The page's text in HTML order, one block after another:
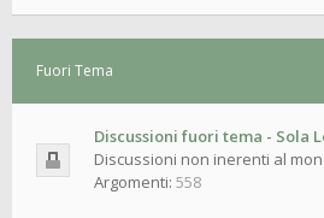
Fuori Tema
Discussioni fuori tema - Sola
Discussioni non inerenti al
Argomenti: 558